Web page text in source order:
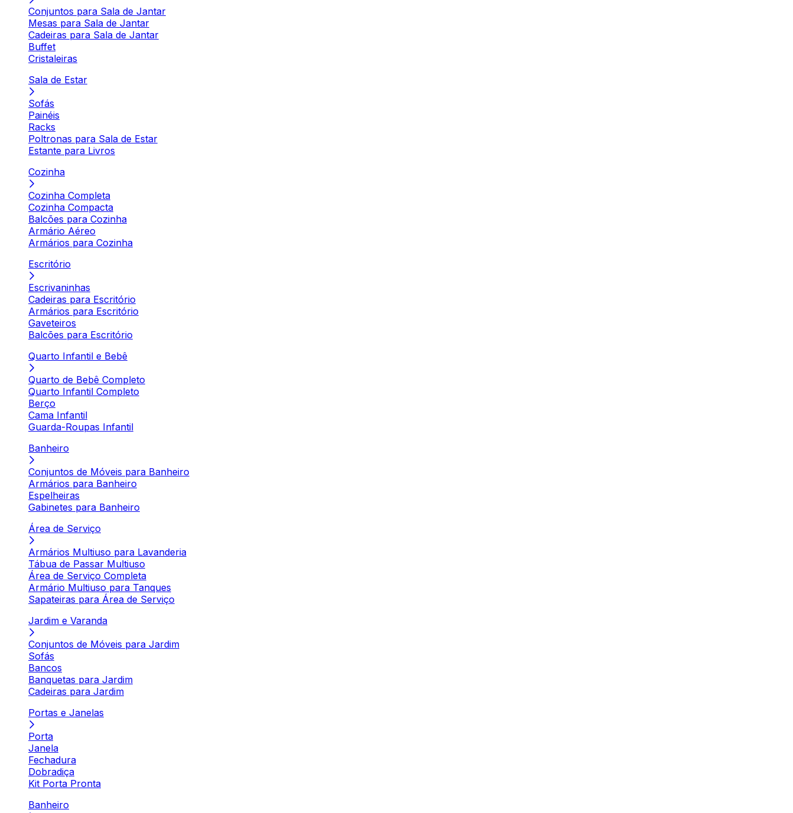
Conjuntos para Sala de Jantar
Mesas para Sala de Jantar
Cadeiras para Sala de Jantar
Buffet
Cristaleiras
Sala de Estar
Sofás
Painéis
Racks
Poltronas para Sala de Estar
Estante para Livros
Cozinha
Cozinha Completa
Cozinha Compacta
Balcões para Cozinha
Armário Aéreo
Armários para Cozinha
Escritório
Escrivaninhas
Cadeiras para Escritório
Armários para Escritório
Gaveteiros
Balcões para Escritório
Quarto Infantil e Bebê
Quarto de Bebê Completo
Quarto Infantil Completo
Berço
Cama Infantil
Guarda-Roupas Infantil
Banheiro
Conjuntos de Móveis para Banheiro
Armários para Banheiro
Espelheiras
Gabinetes para Banheiro
Área de Serviço
Armários Multiuso para Lavanderia
Tábua de Passar Multiuso
Área de Serviço Completa
Armário Multiuso para Tanques
Sapateiras para Área de Serviço
Jardim e Varanda
Conjuntos de Móveis para Jardim
Sofás
Bancos
Banquetas para Jardim
Cadeiras para Jardim
Portas e Janelas
Porta
Janela
Fechadura
Dobradiça
Kit Porta Pronta
Banheiro